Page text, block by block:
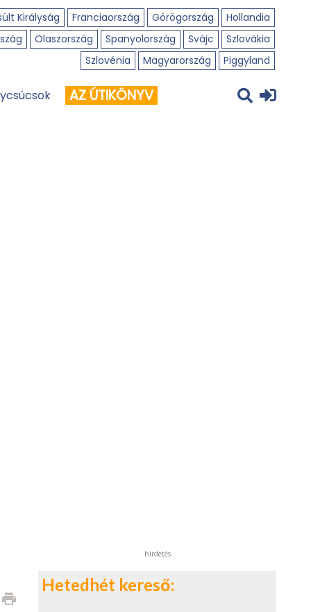
Királyság Franciaország Görögország
Hollandia
Olaszország Spanyolország Svájc
Szlovákia
Szlovénia
Magyarország Piggyland
AZ ÚTIKÖNYV
print
hirdetés
Hetedhét kereső: